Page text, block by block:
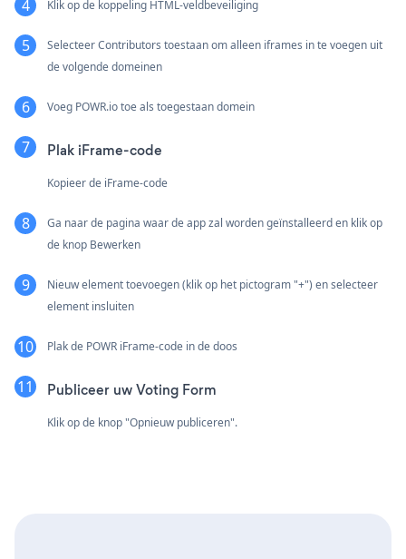
Klik op de koppeling HTML-veldbeveiliging
Selecteer Contributors toestaan om alleen iframes in te voegen uit
de volgende domeinen
Voeg POWR.io toe als toegestaan domein
Plak iFrame-code
Kopieer de iFrame-code
Ga naar de pagina waar de app zal worden geïnstalleerd en klik op
de knop Bewerken
Nieuw element toevoegen (klik op het pictogram "+") en selecteer
element insluiten
Plak de POWR iFrame-code in de doos
Publiceer uw Voting Form
Klik op de knop "Opnieuw publiceren".